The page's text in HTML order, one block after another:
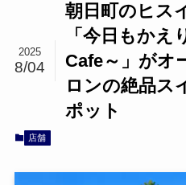
朝日町のヒス
「今日もか
Cafe～」がオ
ロンの絶品ス
ポット
2025
8/04
店舗